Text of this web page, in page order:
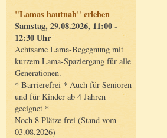
"Lamas hautnah" erleben
Samstag, 29.08.2026, 11:00 -
12:30 Uhr
Achtsame Lama-Begegnung mit
kurzem Lama-Spaziergang für alle
Generationen.
* Barrierefrei * Auch für Senioren
und für Kinder ab 4 Jahren
geeignet *
Noch 8 Plätze frei (Stand vom
03.08.2026)